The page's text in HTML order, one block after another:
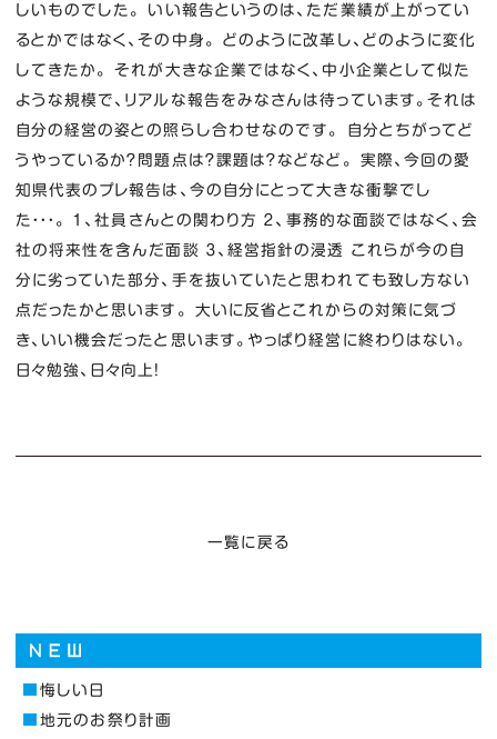
しいものでした。 いい報告というのは、ただ業績が上がってい
るとかではなく、その中身。 どのように改革し、どのように変化
してきたか。 それが大きな企業ではなく、中小企業として似た
ような規模で、リアルな報告をみなさんは待っています。それは
自分の経営の姿との照らし合わせなのです。 自分とちがってど
うやっているか？問題点は？課題は？などなど。 実際、今回の愛
知県代表のプレ報告は、今の自分にとって大きな衝撃でし
た・・・。 １、社員さんとの関わり方 ２、事務的な面談ではなく、会
社の将来性を含んだ面談 ３、経営指針の浸透 これらが今の自
分に劣っていた部分、手を抜いていたと思われても致し方ない
点だったかと思います。 大いに反省とこれからの対策に気づ
き、いい機会だったと思います。やっぱり経営に終わりはない。
日々勉強、日々向上！
一覧に戻る
悔しい日
地元のお祭り計画